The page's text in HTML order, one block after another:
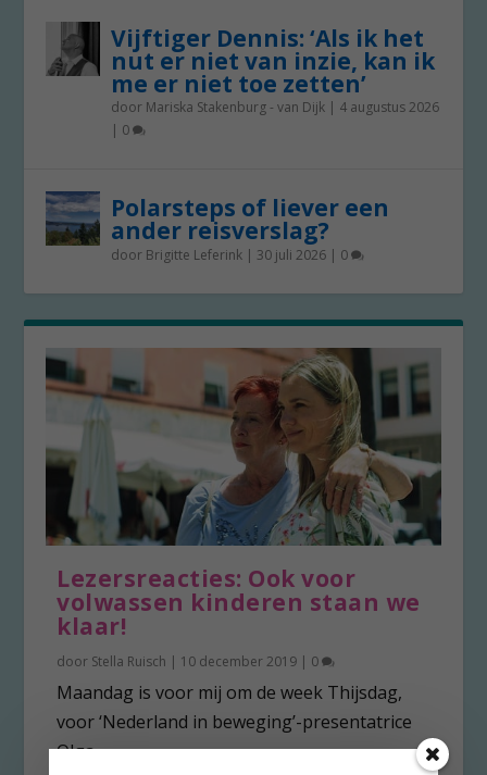
Vijftiger Dennis: ‘Als ik het
nut er niet van inzie, kan ik
me er niet toe zetten’
door Mariska Stakenburg - van Dijk | 4 augustus 2026
| 0
Polarsteps of liever een
ander reisverslag?
door Brigitte Leferink | 30 juli 2026 | 0
Lezersreacties: Ook voor
volwassen kinderen staan we
klaar!
door Stella Ruisch | 10 december 2019 | 0
Maandag is voor mij om de week Thijsdag,
voor ‘Nederland in beweging’-presentatrice
Olga...